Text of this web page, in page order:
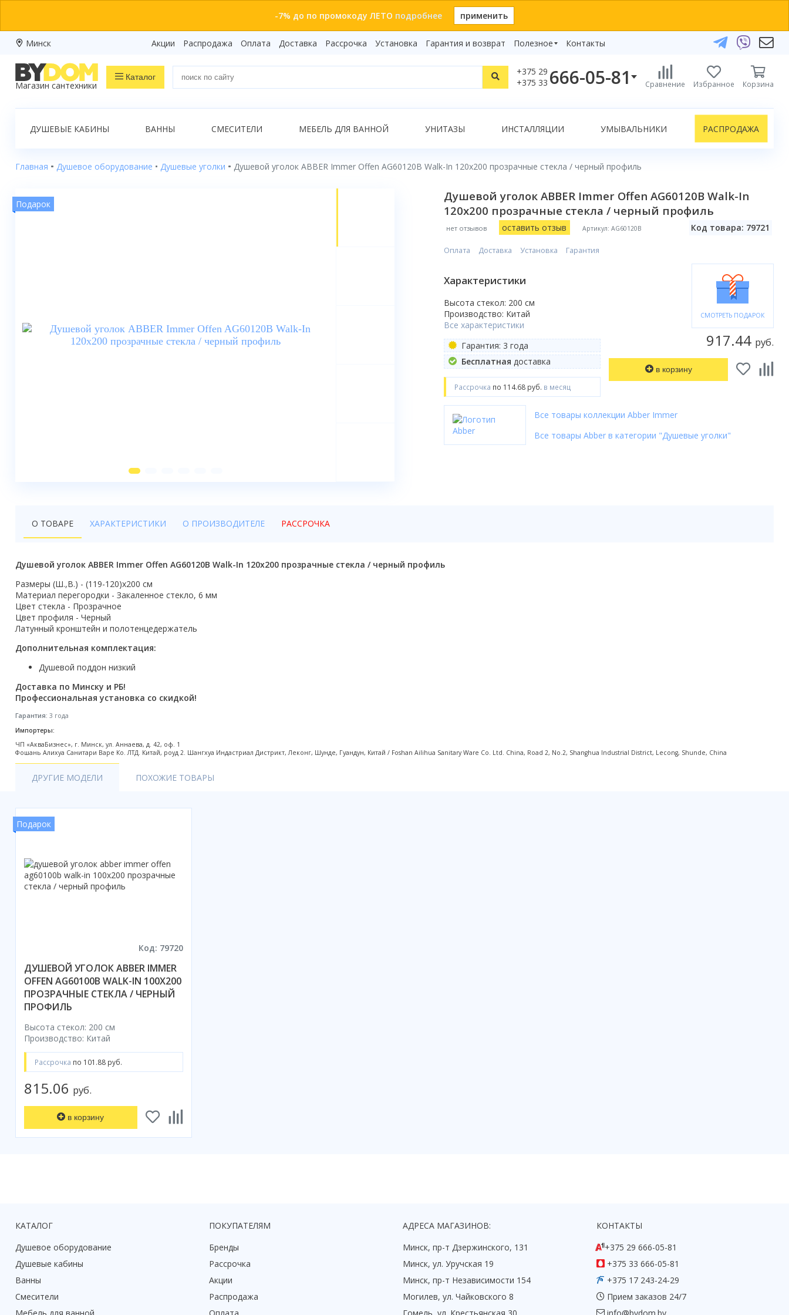
-7% до по промокоду ЛЕТО подробнее применить
Минск Акции Распродажа Оплата Доставка Рассрочка Установка Гарантия и возврат
Полезное
Видеообзоры
Бренды
Контакты
Магазин сантехники
Каталог
+375 29
+375 33 666-05-81
+375 29 666-05-81
+375 17 243-24-29
ЗАКАЗАТЬ ЗВОНОК
Telegram
Viber
info@bydom.by
Сравнение Избранное Корзина
Показать все результаты
Распродажа
Ванны
Смесители
Кухонные мойки
Трапы
Радиаторы отопления
Котлы отопления
Сифоны и донные клапаны
Люки
Дом и сад
Готовые кухни
ДУШЕВЫЕ КАБИНЫ ВАННЫ СМЕСИТЕЛИ МЕБЕЛЬ ДЛЯ ВАННОЙ УНИТАЗЫ ИНСТАЛЛЯЦИИ УМЫВАЛЬНИКИ РАСПРОДАЖА
Главная Душевое оборудование Душевые уголки Душевой уголок ABBER Immer Offen AG60120B Walk-In 120x200 прозрачные стекла / черный профиль
Душевой уголок ABBER Immer Offen AG60120B Walk-In
120x200 прозрачные стекла / черный профиль
нет отзывов оставить отзыв Артикул: AG60120B Код товара: 79721
Подарок
917.44 руб.
в корзину
СМОТРЕТЬ ПОДАРОК
Оплата Доставка Установка Гарантия
Характеристики
Высота стекол: 200 см
Производство: Китай
Все характеристики
Гарантия: 3 года
Бесплатная доставка
Рассрочка по 114.68 руб. в месяц
Все товары коллекции Abber Immer
Все товары Abber в категории "Душевые уголки"
О ТОВАРЕ ХАРАКТЕРИСТИКИ О ПРОИЗВОДИТЕЛЕ РАССРОЧКА
Душевой уголок ABBER Immer Offen AG60120B Walk-In 120x200 прозрачные стекла / черный профиль
Размеры (Ш.,В.) - (119-120)х200 см
Материал перегородки - Закаленное стекло, 6 мм
Цвет стекла - Прозрачное
Цвет профиля - Черный
Латунный кронштейн и полотенцедержатель
Дополнительная комплектация:
Душевой поддон низкий
Доставка по Минску и РБ!
Профессиональная установка со скидкой!
Гарантия: 3 года
Импортеры:
ЧП «АкваБизнес», г. Минск, ул. Аннаева, д. 42, оф. 1
Фошань Алихуа Санитари Варе Ко. ЛТД. Китай, роуд 2. Шангхуа Индастриал Дистрикт, Леконг, Шунде, Гуандун, Китай / Foshan Ailihua Sanitary Ware Co. Ltd. China, Road 2, No.2, Shanghua Industrial District, Lecong, Shunde, China
ДРУГИЕ МОДЕЛИ ПОХОЖИЕ ТОВАРЫ
Подарок
Код: 79720
ДУШЕВОЙ УГОЛОК ABBER IMMER
OFFEN AG60100B WALK-IN 100X200
ПРОЗРАЧНЫЕ СТЕКЛА / ЧЕРНЫЙ
ПРОФИЛЬ
Высота стекол: 200 см
Производство: Китай
Рассрочка по 101.88 руб.
815.06 руб.
в корзину
КАТАЛОГ
Душевое оборудование
Душевые кабины
Ванны
Смесители
ПОКУПАТЕЛЯМ
Бренды
Рассрочка
Акции
Распродажа
АДРЕСА МАГАЗИНОВ:
Минск, пр-т Дзержинского, 131
Минск, ул. Уручская 19
Минск, пр-т Независимости 154
Могилев, ул. Чайковского 8
КОНТАКТЫ
+375 29 666-05-81
+375 33 666-05-81
+375 17 243-24-29
Прием заказов 24/7